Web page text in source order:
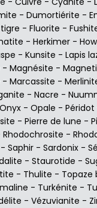
- Dumortiérite -
- Fluorite -
- Herkimer -
- Kunsite - Lapis
- Magnésite -
- Marcassite -
- Nacre -
Onyx - Opale - Péridot
- Pierre de lune -
Rhodochrosite -
- Saphir - Sardonix -
- Staurotide -
- Thulite - Topaze
- Turkénite -
- Vézuvianite -